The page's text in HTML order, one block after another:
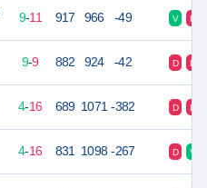
9-11 917 966 -49 V D
9-9 882 924 -42 D D
4-16 689 1071 -382 D D
4-16 831 1098 -267 D V